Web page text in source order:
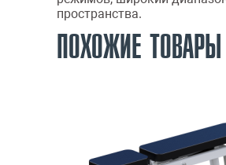
пространства.
ПОХОЖИЕ ТОВАРЫ